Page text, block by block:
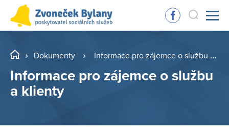
Dokumenty Informace pro zájemce o službu a klienty
Informace pro zájemce o službu
a klienty